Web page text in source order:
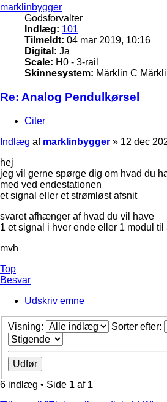
marklinbygger
Godsforvalter
Indlæg: 101
Tilmeldt: 04 mar 2019, 10:16
Digital: Ja
Scale: H0 - 3-rail
Skinnesystem: Märklin C
Re: Analog Pendulkørsel
Citer
Indlæg af marklinbygger » 12 dec
hej
jeg vil gerne spørge dig om hvad du
med ved endestationen
et signal eller et strømløst afsnit
svaret afhænger af hvad du vil have
1 et signal i hver ende eller 1 modul til
mvh
Top
Besvar
Udskriv emne
Visning: Sorter efter:
6 indlæg • Side 1 af 1